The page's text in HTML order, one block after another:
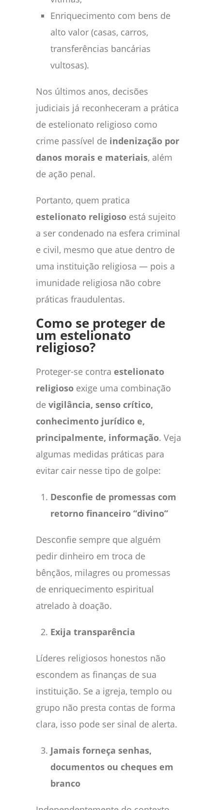
Enriquecimento com bens de
alto valor (casas, carros,
transferências bancárias
vultosas).
Nos últimos anos, decisões
judiciais já reconheceram a prática
de estelionato religioso como
crime passível de indenização por
danos morais e materiais, além
de ação penal.
Portanto, quem pratica
estelionato religioso está sujeito
a ser condenado na esfera criminal
e civil, mesmo que atue dentro de
uma instituição religiosa — pois a
imunidade religiosa não cobre
práticas fraudulentas.
Como se proteger de
um estelionato
religioso?
Proteger-se contra estelionato
religioso exige uma combinação
de vigilância, senso crítico,
conhecimento jurídico e,
principalmente, informação. Veja
algumas medidas práticas para
evitar cair nesse tipo de golpe:
Desconfie de promessas com
retorno financeiro “divino”
Desconfie sempre que alguém
pedir dinheiro em troca de
bênçãos, milagres ou promessas
de enriquecimento espiritual
atrelado à doação.
Exija transparência
Líderes religiosos honestos não
escondem as finanças de sua
instituição. Se a igreja, templo ou
grupo não presta contas de forma
clara, isso pode ser sinal de alerta.
Jamais forneça senhas,
documentos ou cheques em
branco